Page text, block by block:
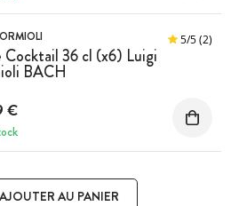
Cocktail 36 cl (x6) Luigi
BACH
5/5(2)
€
AU PANIER